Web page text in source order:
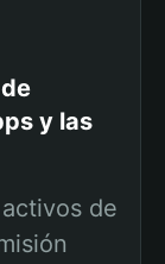
y las
de